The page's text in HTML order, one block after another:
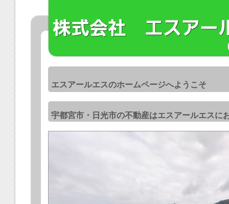
エスアールエスのホームページへようこそ
宇都宮市・日光市の不動産はエスアールエスに